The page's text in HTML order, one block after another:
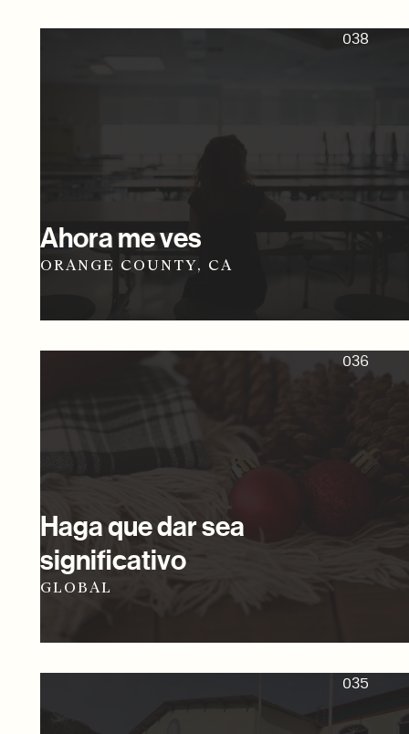
038
Ahora me ves
ORANGE COUNTY, CA
036
Haga que dar sea
significativo
GLOBAL
035